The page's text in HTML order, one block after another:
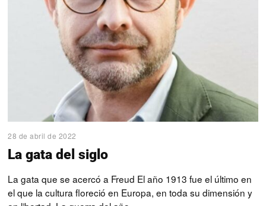
28 de abril de 2022
La gata del siglo
La gata que se acercó a Freud El año 1913 fue el último en
el que la cultura floreció en Europa, en toda su dimensión y